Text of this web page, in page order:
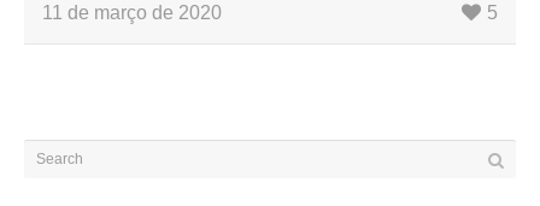
11 de março de 2020 5